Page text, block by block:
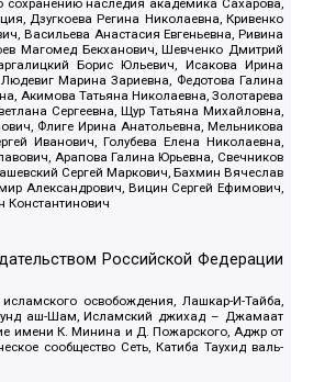
сохранению наследия академика Сахарова,
Дзугкоева Регина Николаевна, Кривенко
Васильева Анастасия Евгеньевна, Ривина
Магомед Бекханович, Шевченко Дмитрий
Борис Юльевич, Исакова Ирина
Марина Зариевна, Федотова Галина
Акимова Татьяна Николаевна, Золотарева
Сергеевна, Щур Татьяна Михайловна,
Флиге Ирина Анатольевна, Мельникова
Иванович, Голубева Елена Николаевна,
Арапова Галина Юрьевна, Свечников
Сергей Маркович, Бахмин Вячеслав
Александрович, Вицин Сергей Ефимович,
Константинович
Российской Федерации
освобождения, Лашкар-И-Тайба,
аш-Шам, Исламский джихад – Джамаат
имени К. Минина и Д. Пожарского, Аджр от
сообщество Сеть, Катиба Таухид валь-